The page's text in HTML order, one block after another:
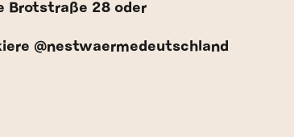
Brotstraße 28 oder
@nestwaermedeutschland